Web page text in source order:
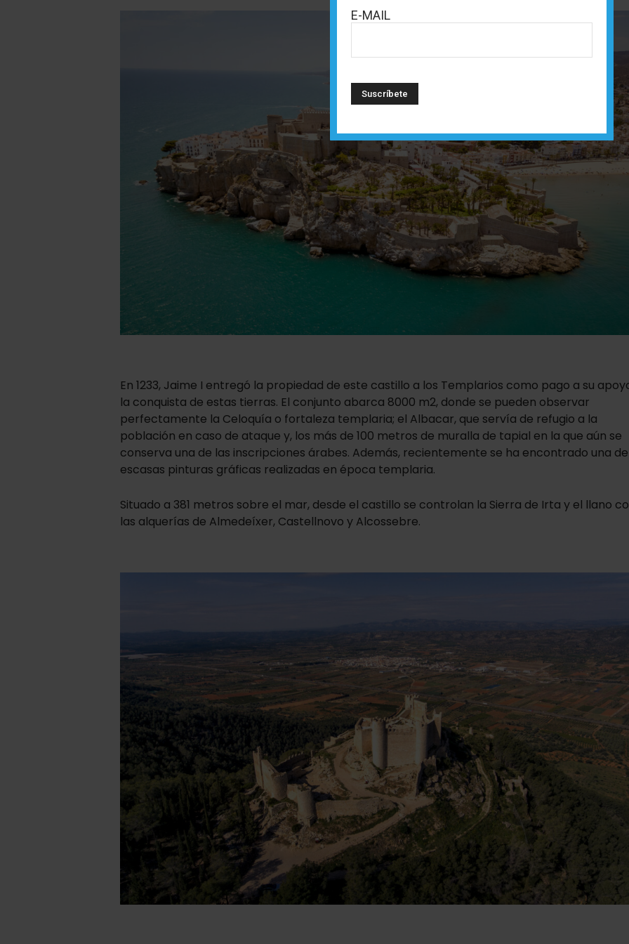
En 1233, Jaime I entregó la propiedad de este castillo a los Templarios como pago a su
la conquista de estas tierras. El conjunto abarca 8000 m2, donde se pueden observar
perfectamente la Celoquía o fortaleza templaria; el Albacar, que servía de refugio a la
población en caso de ataque y, los más de 100 metros de muralla de tapial en la que aún se
conserva una de las inscripciones árabes. Además, recientemente se ha encontrado una
escasas pinturas gráficas realizadas en época templaria.
Situado a 381 metros sobre el mar, desde el castillo se controlan la Sierra de Irta y el llano
las alquerías de Almedeíxer, Castellnovo y Alcossebre.
E-MAIL